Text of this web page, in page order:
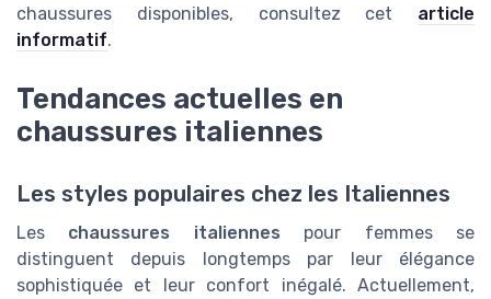
chaussures disponibles, consultez cet article
informatif.
Tendances actuelles en
chaussures italiennes
Les styles populaires chez les Italiennes
Les chaussures italiennes pour femmes se
distinguent depuis longtemps par leur élégance
sophistiquée et leur confort inégalé. Actuellement,